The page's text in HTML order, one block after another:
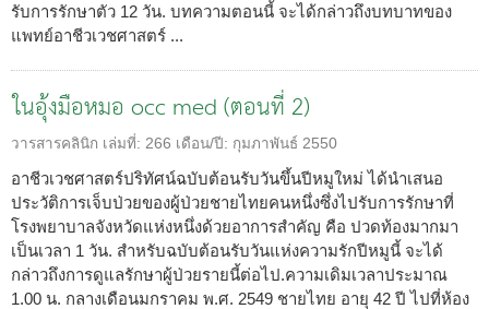
รับการรักษาตัว 12 วัน. บทความตอนนี้ จะได้กล่าวถึงบทบาทของ
แพทย์อาชีวเวชศาสตร์ ...
ในอุ้งมือหมอ occ med (ตอนที่ 2)
วารสารคลินิก เล่มที่: 266 เดือน/ปี: กุมภาพันธ์ 2550
อาชีวเวชศาสตร์ปริทัศน์ฉบับต้อนรับวันขึ้นปีหมูใหม่ ได้นำเสนอ
ประวัติการเจ็บป่วยของผู้ป่วยชายไทยคนหนึ่งซึ่งไปรับการรักษาที่
โรงพยาบาลจังหวัดแห่งหนึ่งด้วยอาการสำคัญ คือ ปวดท้องมากมา
เป็นเวลา 1 วัน. สำหรับฉบับต้อนรับวันแห่งความรักปีหมูนี้ จะได้
กล่าวถึงการดูแลรักษาผู้ป่วยรายนี้ต่อไป.ความเดิมเวลาประมาณ
1.00 น. กลางเดือนมกราคม พ.ศ. 2549 ชายไทย อายุ 42 ปี ไปที่ห้อง